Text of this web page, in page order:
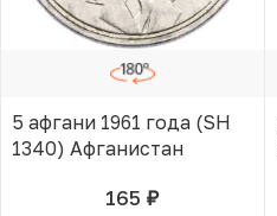
5 афгани 1961 года (SH
1340) Афганистан
165 руб.В КОРЗИНЕ